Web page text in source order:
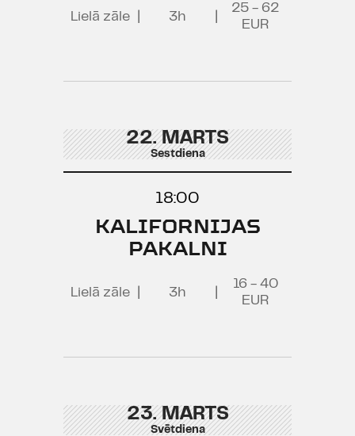
Lielā zāle 3h
25 - 62
EUR
22. MARTS
Sestdiena
18:00
KALIFORNIJAS
PAKALNI
Lielā zāle 3h
16 - 40
EUR
23. MARTS
Svētdiena